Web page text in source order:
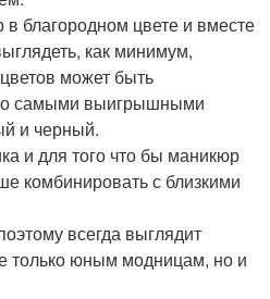
благородном цвете и вместе
как минимум,
может быть
самыми выигрышными
и черный.
и для того что бы маникюр
комбинировать с близкими
всегда выглядит
только юным модницам, но и